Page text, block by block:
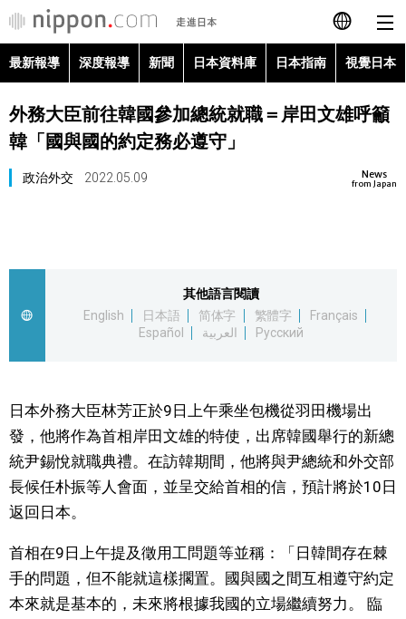
日本語
English
最新報導
視覺日本
臺灣香港
人物訪談 official SNS
最新報導 深度報導 新聞 日本資料庫 日本指南 視覺日本
外務大臣前往韓國參加總統就職＝岸田文雄呼籲
韓「國與國的約定務必遵守」
News
from Japan
政治外交 2022.05.09
其他語言閱讀
English
日本語 简体字 繁體字
Français
Español
العربية Русский
日本外務大臣林芳正於9日上午乘坐包機從羽田機場出
發，他將作為首相岸田文雄的特使，出席韓國舉行的新總
統尹錫悅就職典禮。在訪韓期間，他將與尹總統和外交部
長候任朴振等人會面，並呈交給首相的信，預計將於10日
返回日本。
首相在9日上午提及徵用工問題等並稱：「日韓間存在棘
手的問題，但不能就這樣擱置。國與國之間互相遵守約定
本來就是基本的，未來將根據我國的立場繼續努力。 臨